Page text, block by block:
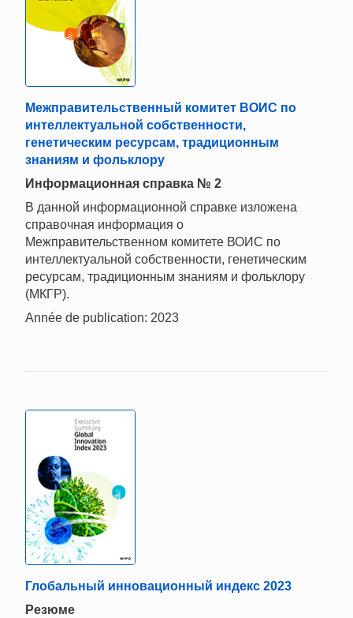
Межправительственный комитет ВОИС по
интеллектуальной собственности,
генетическим ресурсам, традиционным
знаниям и фольклору
Информационная справка № 2
В данной информационной справке изложена
справочная информация о
Межправительственном комитете ВОИС по
интеллектуальной собственности, генетическим
ресурсам, традиционным знаниям и фольклору
(МКГР).
Année de publication: 2023
Глобальный инновационный индекс 2023
Резюме